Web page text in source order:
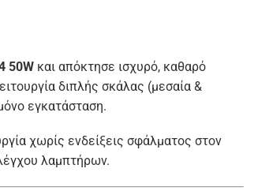
50Wκαι απόκτησε ισχυρό, καθαρό
διπλής σκάλας (μεσαία &
εγκατάσταση.
χωρίς ενδείξεις σφάλματος στον
λαμπτήρων.